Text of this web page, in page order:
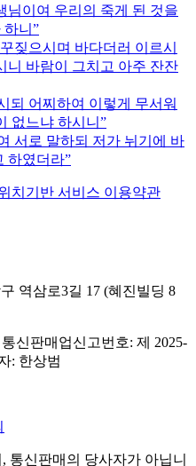
님이여 우리의 죽게 된 것을
니
짖으시며 바다더러 이르시
니 바람이 그치고 아주 잔잔
되 어찌하여 이렇게 무서워
없느냐 하시니
서로 말하되 저가 뉘기에 바
하였더라
치기반 서비스 이용약관
역삼로3길 17 (혜진빌딩 8
신판매업신고번호: 제 2025-
: 한상범
통신판매의 당사자가 아닙니